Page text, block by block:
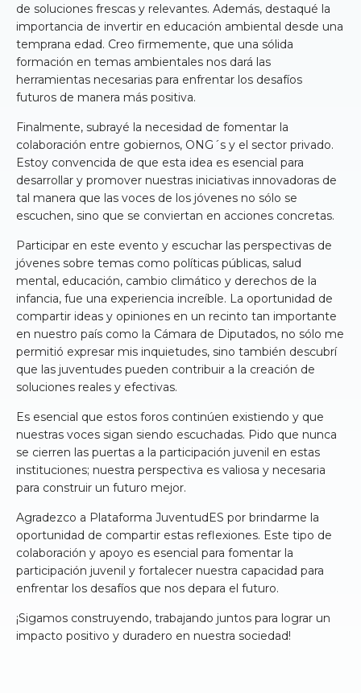
de soluciones frescas y relevantes. Además, destaqué la
importancia de invertir en educación ambiental desde una
temprana edad. Creo firmemente, que una sólida
formación en temas ambientales nos dará las
herramientas necesarias para enfrentar los desafíos
futuros de manera más positiva.
Finalmente, subrayé la necesidad de fomentar la
colaboración entre gobiernos, ONG´s y el sector privado.
Estoy convencida de que esta idea es esencial para
desarrollar y promover nuestras iniciativas innovadoras de
tal manera que las voces de los jóvenes no sólo se
escuchen, sino que se conviertan en acciones concretas.
Participar en este evento y escuchar las perspectivas de
jóvenes sobre temas como políticas públicas, salud
mental, educación, cambio climático y derechos de la
infancia, fue una experiencia increíble. La oportunidad de
compartir ideas y opiniones en un recinto tan importante
en nuestro país como la Cámara de Diputados, no sólo me
permitió expresar mis inquietudes, sino también descubrí
que las juventudes pueden contribuir a la creación de
soluciones reales y efectivas.
Es esencial que estos foros continúen existiendo y que
nuestras voces sigan siendo escuchadas. Pido que nunca
se cierren las puertas a la participación juvenil en estas
instituciones; nuestra perspectiva es valiosa y necesaria
para construir un futuro mejor.
Agradezco a Plataforma JuventudES por brindarme la
oportunidad de compartir estas reflexiones. Este tipo de
colaboración y apoyo es esencial para fomentar la
participación juvenil y fortalecer nuestra capacidad para
enfrentar los desafíos que nos depara el futuro.
¡Sigamos construyendo, trabajando juntos para lograr un
impacto positivo y duradero en nuestra sociedad!